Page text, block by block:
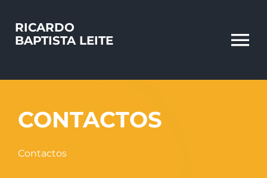
content
RICARDO
BAPTISTA LEITE
CONTACTOS
Contactos